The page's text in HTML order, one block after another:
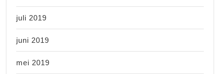
juli 2019
juni 2019
mei 2019